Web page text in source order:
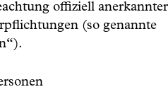
offiziell anerkannter
(so genannte